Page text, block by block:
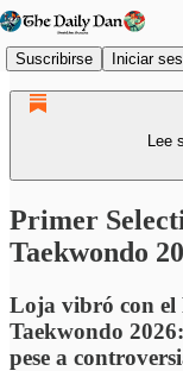
Suscribirse Iniciar
Lee
Primer
Taekwondo
Loja vibró con el
Taekwondo
pese a